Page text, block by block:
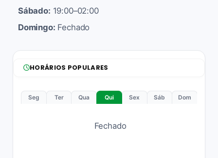
Sábado: 19:00–02:00
Domingo: Fechado
HORÁRIOS POPULARES
Seg Ter Qua Qui Sex Sáb Dom
Fechado